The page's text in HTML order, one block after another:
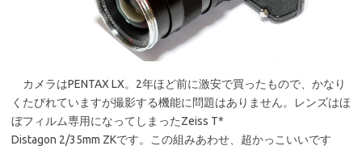
カメラはPENTAX LX。2年ほど前に激安で買ったもので、かなり
くたびれていますが撮影する機能に問題はありません。レンズはほ
ぼフィルム専用になってしまったZeiss T*
Distagon 2/35mm ZKです。この組みあわせ、超かっこいいです